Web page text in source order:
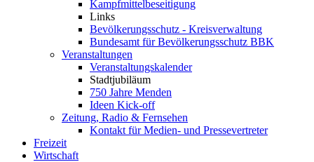
Kampfmittelbeseitigung
Links
Bevölkerungsschutz - Kreisverwaltung
Bundesamt für Bevölkerungsschutz BBK
Veranstaltungen
Veranstaltungskalender
Stadtjubiläum
750 Jahre Menden
Ideen Kick-off
Zeitung, Radio & Fernsehen
Kontakt für Medien- und Pressevertreter
Freizeit
Wirtschaft